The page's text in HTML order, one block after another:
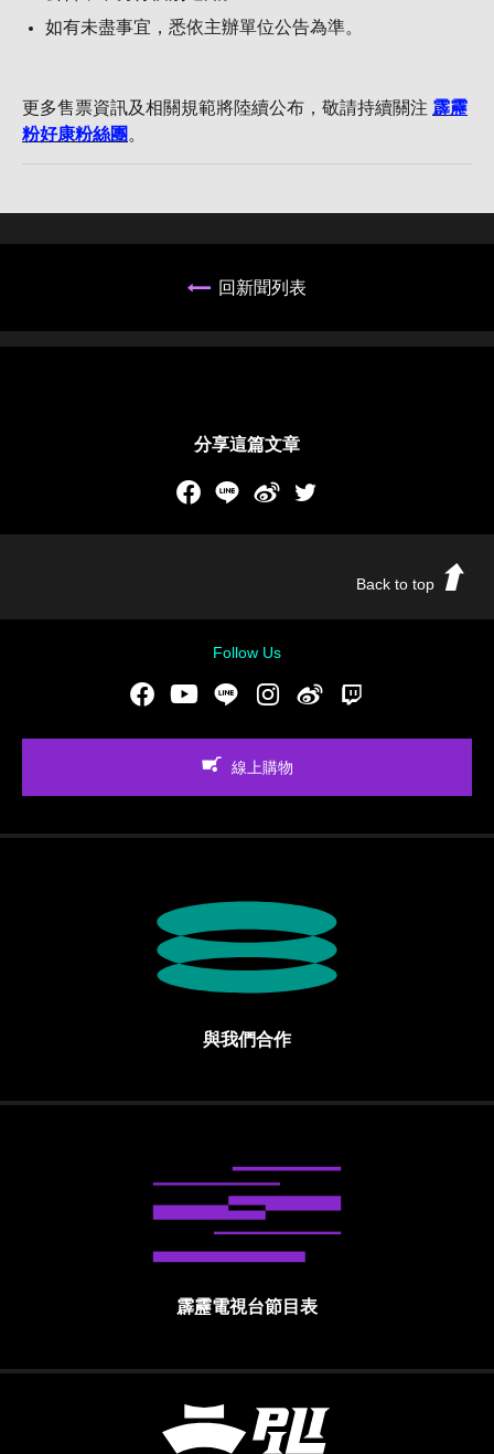
如有未盡事宜，悉依主辦單位公告為準。
更多售票資訊及相關規範將陸續公布，敬請持續關注 霹靂
粉好康粉絲團 。
回新聞列表
分享這篇文章
Facebook
LINE 新浪微博
Back to top
Follow Us
FacebookYoutubeLINE Instgram新浪微博
線上購物
與我們合作
霹靂電視台節目表
霹靂國際多媒體股份有限公司 PILI